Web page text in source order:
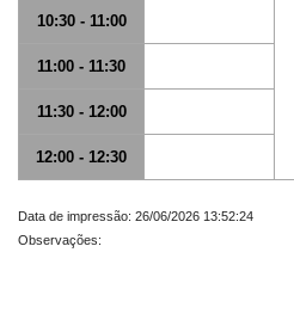
10:30 - 11:00
11:00 - 11:30
11:30 - 12:00
12:00 - 12:30
Data de impressão: 26/06/2026 13:52:24
Observações: